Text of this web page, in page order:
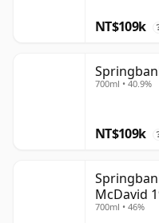
NT$109k
700ml • 40.9%
NT$109k
McDavid
700ml • 46%